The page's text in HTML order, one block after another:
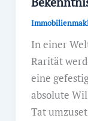
In einer
Rarität
eine
absolute
Tat